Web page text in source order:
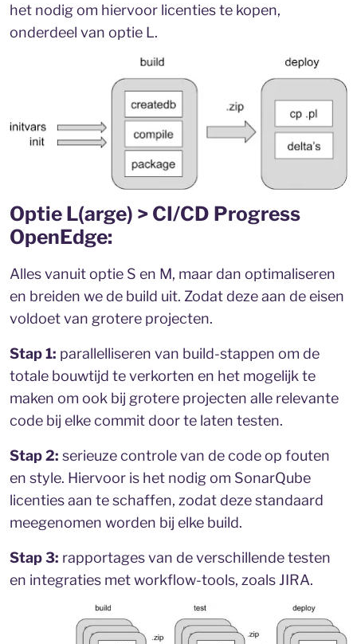
het nodig om hiervoor licenties te kopen,
onderdeel van optie L.
Optie L(arge) > CI/CD Progress
OpenEdge:
Alles vanuit optie S en M, maar dan optimaliseren
en breiden we de build uit. Zodat deze aan de eisen
voldoet van grotere projecten.
Stap 1: parallelliseren van build-stappen om de
totale bouwtijd te verkorten en het mogelijk te
maken om ook bij grotere projecten alle relevante
code bij elke commit door te laten testen.
Stap 2: serieuze controle van de code op fouten
en style. Hiervoor is het nodig om SonarQube
licenties aan te schaffen, zodat deze standaard
meegenomen worden bij elke build.
Stap 3: rapportages van de verschillende testen
en integraties met workflow-tools, zoals JIRA.